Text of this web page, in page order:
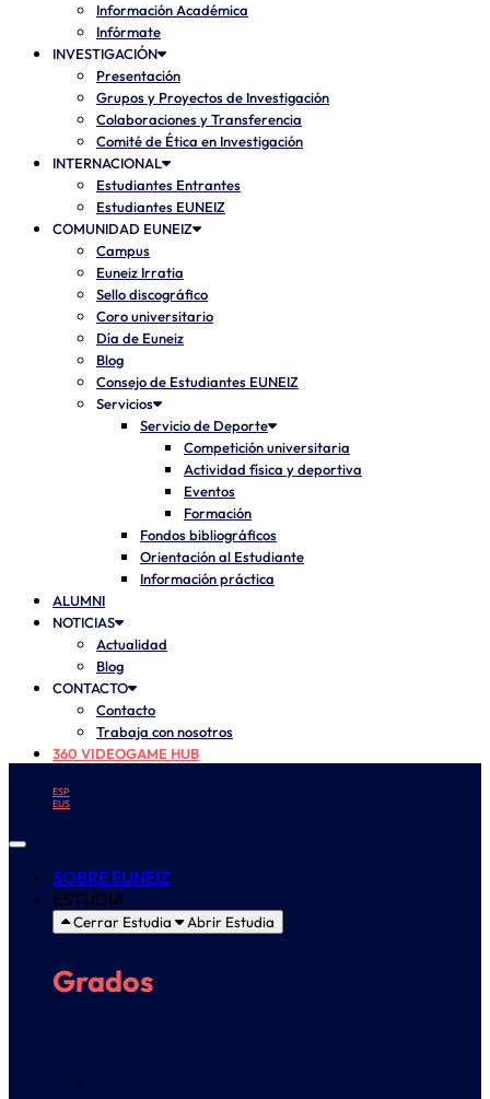
Información Académica
Infórmate
INVESTIGACIÓN
Presentación
Grupos y Proyectos de Investigación
Colaboraciones y Transferencia
Comité de Ética en Investigación
INTERNACIONAL
Estudiantes Entrantes
Estudiantes EUNEIZ
COMUNIDAD EUNEIZ
Campus
Euneiz Irratia
Sello discográfico
Coro universitario
Día de Euneiz
Blog
Consejo de Estudiantes EUNEIZ
Servicios
Servicio de Deporte
Competición universitaria
Actividad física y deportiva
Eventos
Formación
Fondos bibliográficos
Orientación al Estudiante
Información práctica
ALUMNI
NOTICIAS
Actualidad
Blog
CONTACTO
Contacto
Trabaja con nosotros
360 VIDEOGAME HUB
ESP
EUS
SOBRE EUNEIZ
ESTUDIA
Cerrar Estudia Abrir Estudia
Grados